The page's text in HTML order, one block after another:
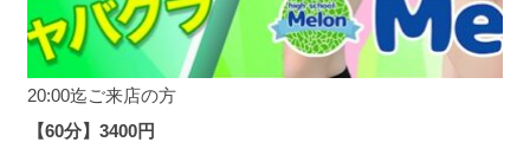
20:00迄ご来店の方
【60分】3400円